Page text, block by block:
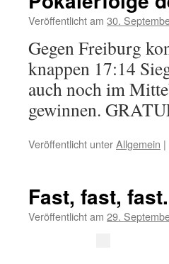
Veröffentlicht am 30.
Gegen Freiburg
knappen 17:14
auch noch im
gewinnen.
Veröffentlicht unterAllgemein |
Fast, fast,
Veröffentlicht am 29.